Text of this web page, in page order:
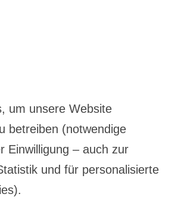
um unsere Website
betreiben (notwendige
Einwilligung – auch zur
und für personalisierte